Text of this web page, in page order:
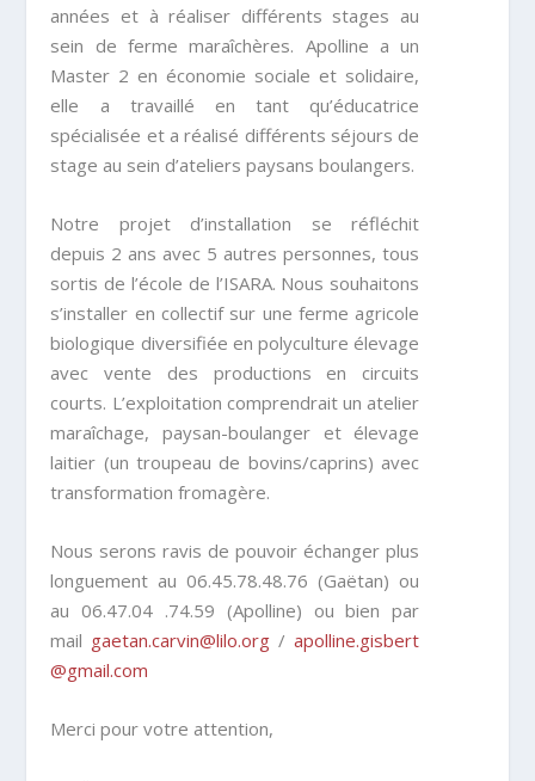
années et à réaliser différents stages au
sein de ferme maraîchères. Apolline a un
Master 2 en économie sociale et solidaire,
elle a travaillé en tant qu’éducatrice
spécialisée et a réalisé différents séjours de
stage au sein d’ateliers paysans boulangers.
Notre projet d’installation se réfléchit
depuis 2 ans avec 5 autres personnes, tous
sortis de l’école de l’ISARA. Nous souhaitons
s’installer en collectif sur une ferme agricole
biologique diversifiée en polyculture élevage
avec vente des productions en circuits
courts. L’exploitation comprendrait un atelier
maraîchage, paysan-boulanger et élevage
laitier (un troupeau de bovins/caprins) avec
transformation fromagère.
Nous serons ravis de pouvoir échanger plus
longuement au 06.45.78.48.76 (Gaëtan) ou
au 06.47.04 .74.59 (Apolline) ou bien par
mail gaetan.carvin@lilo.org /apolline.gisbert
@gmail.com
Merci pour votre attention,